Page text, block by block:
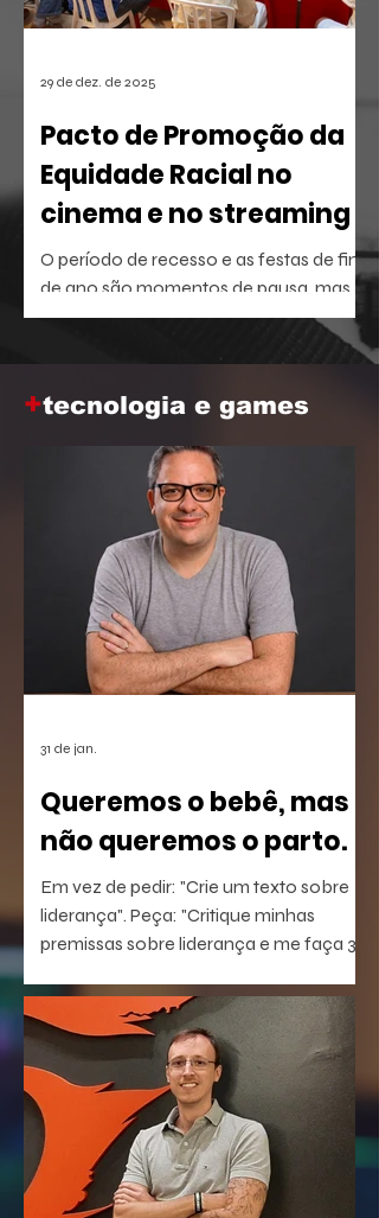
Pacto de Promoção da
Equidade Racial no
cinema e no streaming
O período de recesso e as festas de fim
de ano são momentos de pausa, mas
também oferecem a brecha ideal para
aprofundar o repertório sobre temas
corporativa.
29 de dez. de 2025
+tecnologia e games
Queremos o bebê, mas
não queremos o parto.
Em vez de pedir: "Crie um texto sobre
liderança". Peça: "Critique minhas
premissas sobre liderança e me faça 3
conseguindo responder".
31 de jan.